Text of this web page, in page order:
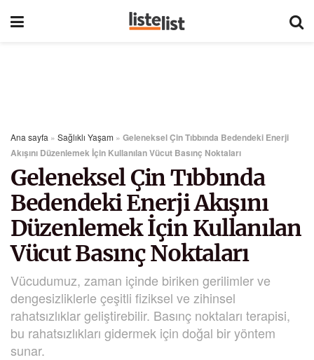
Ana sayfa » Sağlıklı Yaşam » Geleneksel Çin Tıbbında Bedendeki Enerji
Akışını Düzenlemek İçin Kullanılan Vücut Basınç Noktaları
Geleneksel Çin Tıbbında
Bedendeki Enerji Akışını
Düzenlemek İçin Kullanılan
Vücut Basınç Noktaları
Vücudumuz, zaman içinde biriken gerilimler ve
dengesizliklerle çeşitli fiziksel ve zihinsel
rahatsızlıklar geliştirebilir. Basınç noktaları terapisi,
bu rahatsızlıkları gidermek için doğal bir yöntem
sunar.